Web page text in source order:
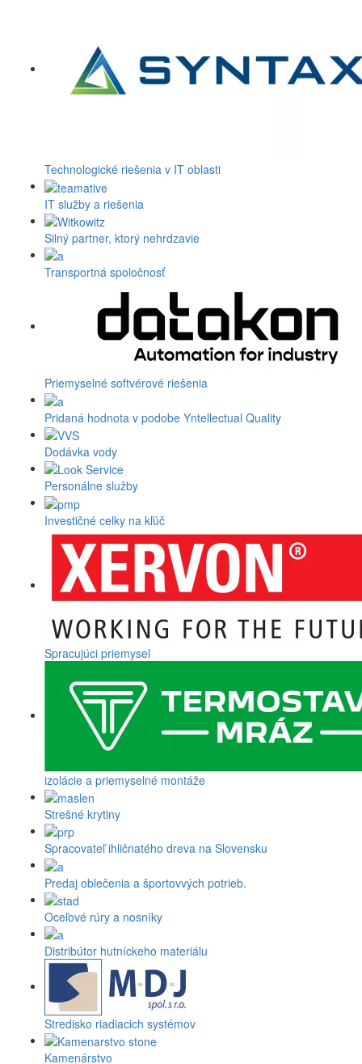
Technologické riešenia v IT oblasti
IT služby a riešenia
Silný partner, ktorý nehrdzavie
Transportná spoločnosť
Priemyselné softvérové riešenia
Pridaná hodnota v podobe Yntellectual Quality
Dodávka vody
Personálne služby
Investičné celky na kľúč
Spracujúci priemysel
izolácie a priemyselné montáže
Strešné krytiny
Spracovateľ ihličnatého dreva na Slovensku
Predaj oblečenia a športovvých potrieb.
Oceľové rúry a nosníky
Distribútor hutníckeho materiálu
Stredisko riadiacich systémov
Kamenárstvo